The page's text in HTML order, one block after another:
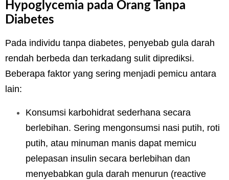
Hypoglycemia pada Orang Tanpa
Diabetes
Pada individu tanpa diabetes, penyebab gula darah
rendah berbeda dan terkadang sulit diprediksi.
Beberapa faktor yang sering menjadi pemicu antara
lain:
Konsumsi karbohidrat sederhana secara
berlebihan. Sering mengonsumsi nasi putih, roti
putih, atau minuman manis dapat memicu
pelepasan insulin secara berlebihan dan
menyebabkan gula darah menurun (reactive